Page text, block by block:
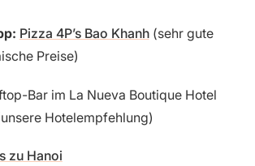
Pizza 4P’s Bao Khanh(sehr gute
Preise)
Bar im La Nueva Boutique Hotel
Hotelempfehlung)
zu Hanoi